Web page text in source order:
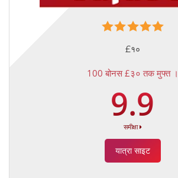
£१०
100 बोनस £३० तक मुफ्त ।
9.9
समीक्षा
यात्रा साइट